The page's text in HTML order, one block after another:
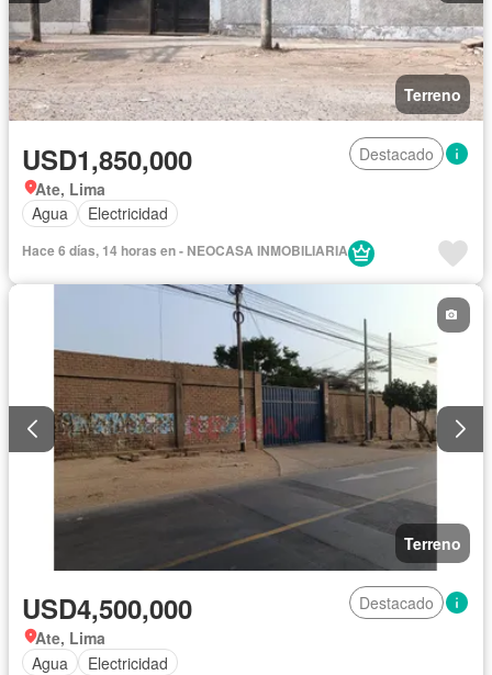
Terreno
USD1,850,000
Destacado
Ate, Lima
Agua
Electricidad
Hace 6 días, 14 horas en - NEOCASA INMOBILIARIA
Terreno
USD4,500,000
Destacado
Ate, Lima
Agua
Electricidad